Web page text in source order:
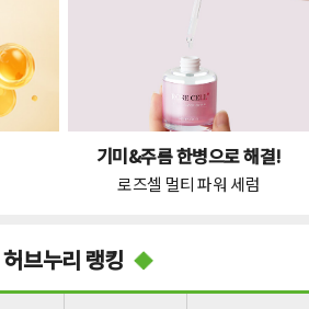
기미&주름 한병으로 해결!
로즈셀 멀티 파워 세럼
허브누리 랭킹